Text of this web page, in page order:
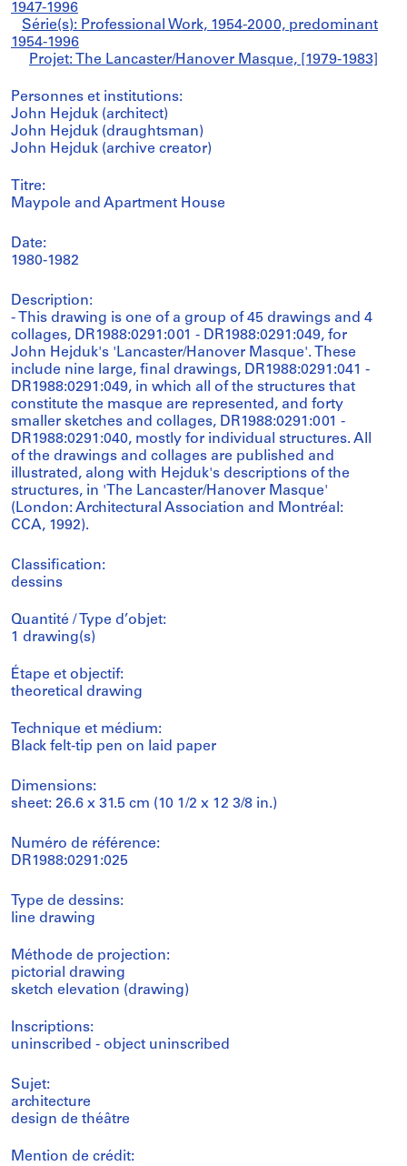
1947-1996
Série(s): Professional Work, 1954-2000, predominant
1954-1996
Projet: The Lancaster/Hanover Masque, [1979-1983]
Personnes et institutions:
John Hejduk (architect)
John Hejduk (draughtsman)
John Hejduk (archive creator)
Titre:
Maypole and Apartment House
Date:
1980-1982
Description:
- This drawing is one of a group of 45 drawings and 4
collages, DR1988:0291:001 - DR1988:0291:049, for
John Hejduk's 'Lancaster/Hanover Masque'. These
include nine large, final drawings, DR1988:0291:041 -
DR1988:0291:049, in which all of the structures that
constitute the masque are represented, and forty
smaller sketches and collages, DR1988:0291:001 -
DR1988:0291:040, mostly for individual structures. All
of the drawings and collages are published and
illustrated, along with Hejduk's descriptions of the
structures, in 'The Lancaster/Hanover Masque'
(London: Architectural Association and Montréal:
CCA, 1992).
Classification:
dessins
Quantité / Type d’objet:
1 drawing(s)
Étape et objectif:
theoretical drawing
Technique et médium:
Black felt-tip pen on laid paper
Dimensions:
sheet: 26.6 x 31.5 cm (10 1/2 x 12 3/8 in.)
Numéro de référence:
DR1988:0291:025
Type de dessins:
line drawing
Méthode de projection:
pictorial drawing
sketch elevation (drawing)
Inscriptions:
uninscribed - object uninscribed
Sujet:
architecture
design de théâtre
Mention de crédit: